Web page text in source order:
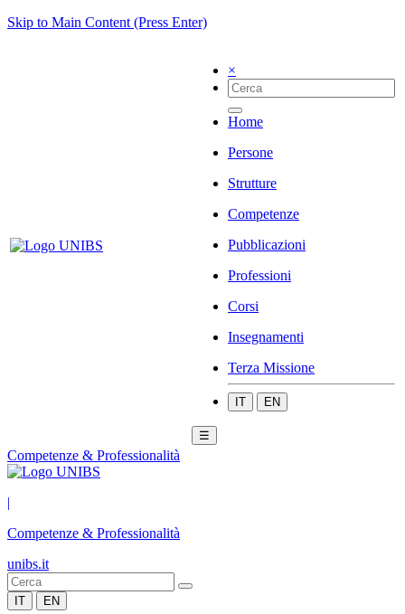
Skip to Main Content (Press Enter)
×
Home
Persone
Strutture
Competenze
Pubblicazioni
Professioni
Corsi
Insegnamenti
Terza Missione
IT EN
☰
Competenze & Professionalità
|
Competenze & Professionalità
unibs.it
IT EN